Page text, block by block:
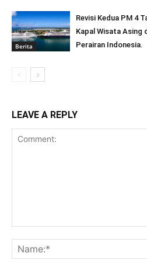
Berita
Revisi Kedua PM 4
Kapal Wisata Asing
Perairan Indonesia.
LEAVE A REPLY